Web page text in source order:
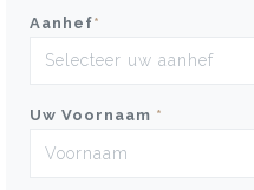
Aanhef*
Uw Voornaam *